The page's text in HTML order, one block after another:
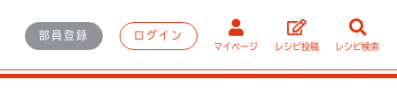
部員登録 ログイン
マイページ レシピ投稿 レシピ検索